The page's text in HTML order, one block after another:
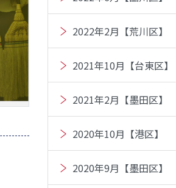
2022年2月【荒川区】
2021年10月【台東区】
2021年2月【墨田区】
2020年10月【港区】
2020年9月【墨田区】